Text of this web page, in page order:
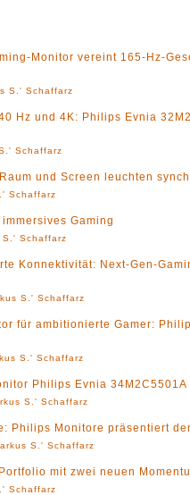
Monitor vereint 165-Hz-
S.' Schaffarz
Hz und 4K: Philips Evnia
Schaffarz
und Screen leuchten
Schaffarz
Gaming
S.' Schaffarz
Konnektivität: Next-Gen-
S.' Schaffarz
für ambitionierte Gamer:
S.' Schaffarz
Philips Evnia 34M2C5501A
S.' Schaffarz
Philips Monitore präsentiert
S.' Schaffarz
mit zwei neuen
Schaffarz